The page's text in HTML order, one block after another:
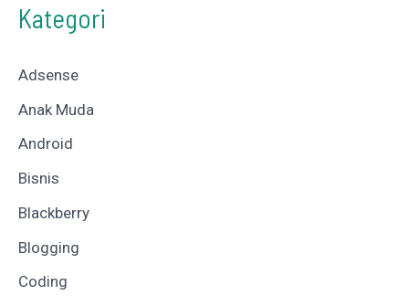
Kategori
Adsense
Anak Muda
Android
Bisnis
Blackberry
Blogging
Coding